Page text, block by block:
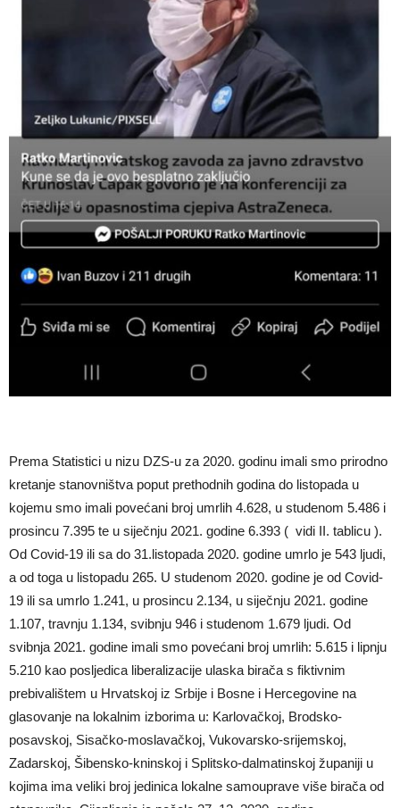
Prema Statistici u nizu DZS-u za 2020. godinu imali smo prirodno
kretanje stanovništva poput prethodnih godina do listopada u
kojemu smo imali povećani broj umrlih 4.628, u studenom 5.486 i
prosincu 7.395 te u siječnju 2021. godine 6.393 ( vidi II. tablicu ).
Od Covid-19 ili sa do 31.listopada 2020. godine umrlo je 543 ljudi,
a od toga u listopadu 265. U studenom 2020. godine je od Covid-
19 ili sa umrlo 1.241, u prosincu 2.134, u siječnju 2021. godine
1.107, travnju 1.134, svibnju 946 i studenom 1.679 ljudi. Od
svibnja 2021. godine imali smo povećani broj umrlih: 5.615 i lipnju
5.210 kao posljedica liberalizacije ulaska birača s fiktivnim
prebivalištem u Hrvatskoj iz Srbije i Bosne i Hercegovine na
glasovanje na lokalnim izborima u: Karlovačkoj, Brodsko-
posavskoj, Sisačko-moslavačkoj, Vukovarsko-srijemskoj,
Zadarskoj, Šibensko-kninskoj i Splitsko-dalmatinskoj županiji u
kojima ima veliki broj jedinica lokalne samouprave više birača od